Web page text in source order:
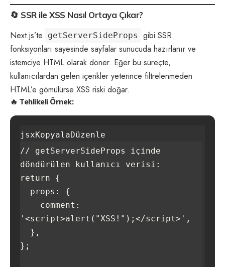
🔄 SSR ile XSS Nasıl Ortaya Çıkar?
Next.js’te getServerSideProps
gibi SSR
fonksiyonları sayesinde sayfalar sunucuda hazırlanır ve
istemciye HTML olarak döner. Eğer bu süreçte,
kullanıcılardan gelen içerikler yeterince filtrelenmeden
HTML’e gömülürse XSS riski doğar.
🔥 Tehlikeli Örnek:
jsxKopyalaDüzenle
// getServerSideProps içinde
döndürülen kullanıcı verisi:
return {
'<script>alert("XSS!");</script>',
};